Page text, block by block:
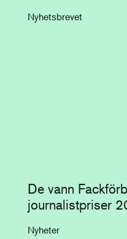
Nyhetsbrevet
De vann
journalistpriser
Nyheter